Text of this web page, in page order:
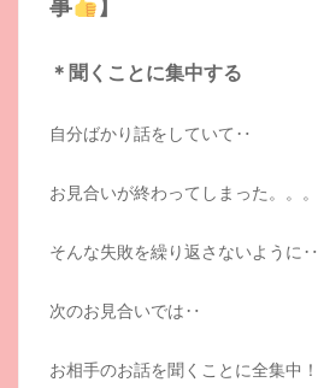
＊聞くことに集中する
自分ばかり話をしていて‥
お見合いが終わってしまった。。。
そんな失敗を繰り返さないように‥
次のお見合いでは‥
お相手のお話を聞くことに全集中！